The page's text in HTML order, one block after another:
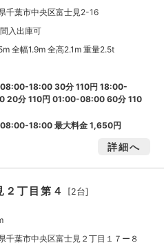
千葉市中央区富士見2-16
入出庫可
全幅1.9m 全高2.1m 重量2.5t
08:00-18:00 30分 110円 18:00-
20分 110円 01:00-08:00 60分 110
08:00-18:00 最大料金1,650円
詳細へ
２丁目第４ [2台]
千葉市中央区富士見２丁目１７ー８